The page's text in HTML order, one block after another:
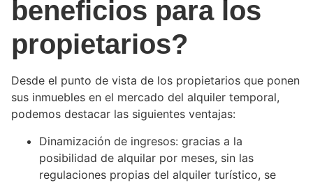
beneficios para los
propietarios?
Desde el punto de vista de los propietarios que ponen
sus inmuebles en el mercado del alquiler temporal,
podemos destacar las siguientes ventajas:
Dinamización de ingresos: gracias a la
posibilidad de alquilar por meses, sin las
regulaciones propias del alquiler turístico, se